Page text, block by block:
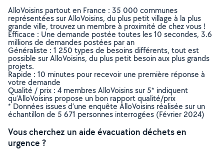
AlloVoisins partout en France : 35 000 communes
représentées sur AlloVoisins, du plus petit village à la plus
grande ville, trouvez un membre à proximité de chez vous !
Efficace : Une demande postée toutes les 10 secondes, 3.6
millions de demandes postées par an
Généraliste : 1 250 types de besoins différents, tout est
possible sur AlloVoisins, du plus petit besoin aux plus grands
projets.
Rapide : 10 minutes pour recevoir une première réponse à
votre demande
Qualité / prix : 4 membres AlloVoisins sur 5* indiquent
qu’AlloVoisins propose un bon rapport qualité/prix
* Données issues d’une enquête AlloVoisins réalisée sur un
échantillon de 5 671 personnes interrogées (Février 2024)
Vous cherchez un aide évacuation déchets en
urgence ?